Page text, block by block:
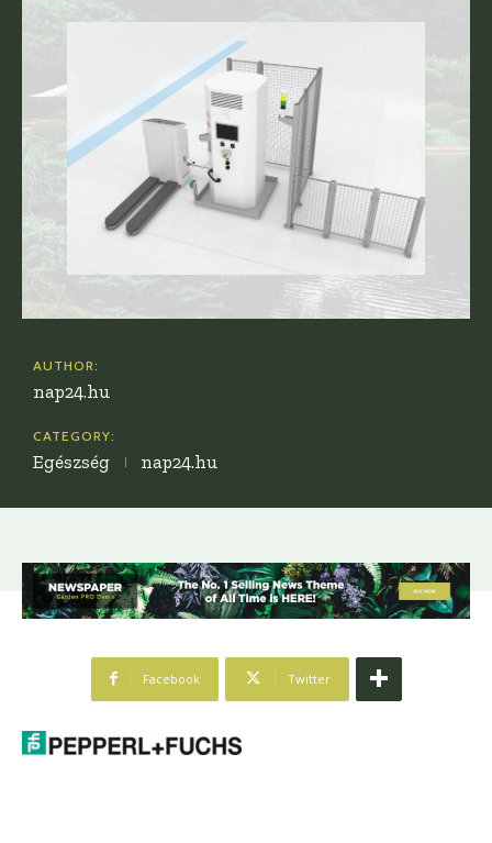
AUTHOR:
nap24.hu
CATEGORY:
Egészség nap24.hu
Facebook Twitter